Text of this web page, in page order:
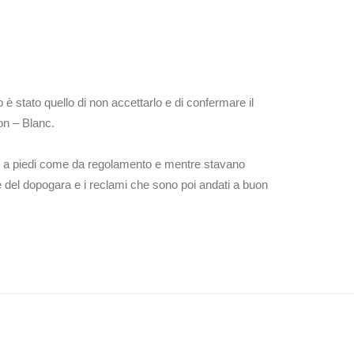
è stato quello di non accettarlo e di confermare il
– Blanc.
piedi come da regolamento e mentre stavano
dopogara e i reclami che sono poi andati a buon